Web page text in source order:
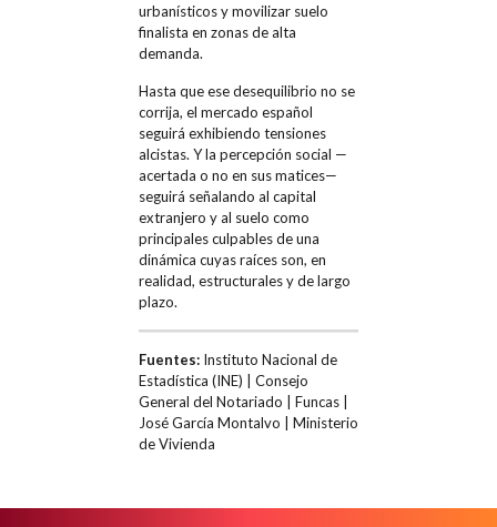
urbanísticos y movilizar suelo
finalista en zonas de alta
demanda.
Hasta que ese desequilibrio no se
corrija, el mercado español
seguirá exhibiendo tensiones
alcistas. Y la percepción social —
acertada o no en sus matices—
seguirá señalando al capital
extranjero y al suelo como
principales culpables de una
dinámica cuyas raíces son, en
realidad, estructurales y de largo
plazo.
Fuentes:Instituto Nacional de
Estadística (INE) | Consejo
General del Notariado | Funcas |
José García Montalvo | Ministerio
de Vivienda